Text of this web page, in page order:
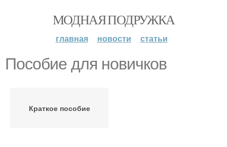
МОДНАЯ ПОДРУЖКА
главная новости статьи
Пособие для новичков
Краткое пособие